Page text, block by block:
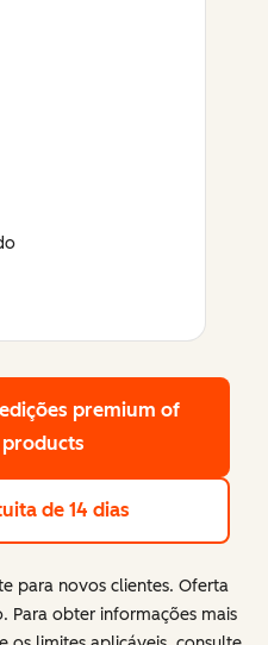
premium of
de 14 dias
para novos clientes. Oferta
obter informações mais